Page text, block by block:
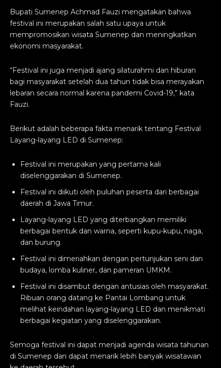
Bupati Sumenep Achmad Fauzi mengatakan bahwa
festival ini merupakan salah satu upaya untuk
mempromosikan wisata Sumenep dan meningkatkan
ekonomi masyarakat.
“Festival ini juga menjadi ajang silaturahmi dan hiburan
bagi masyarakat setelah dua tahun tidak bisa merayakan
lebaran secara normal karena pandemi Covid-19,” kata
Fauzi.
Berikut adalah beberapa fakta menarik tentang Festival
Layang-layang LED di Sumenep:
Festival ini merupakan yang pertama kali
diselenggarakan di Sumenep.
Festival ini diikuti oleh puluhan peserta dari berbagai
daerah di Jawa Timur.
Layang-layang LED yang diterbangkan memiliki
berbagai bentuk dan warna, seperti kupu-kupu, naga,
dan burung.
Festival ini dimeriahkan dengan pertunjukan seni dan
budaya, lomba kuliner, dan pameran UMKM.
Festival ini disambut dengan antusias oleh masyarakat.
Ribuan orang datang ke Pantai Lombang untuk
melihat keindahan layang-layang LED dan menikmati
berbagai kegiatan yang diselenggarakan.
Semoga festival ini dapat menjadi agenda wisata tahunan
di Sumenep dan dapat menarik lebih banyak wisatawan